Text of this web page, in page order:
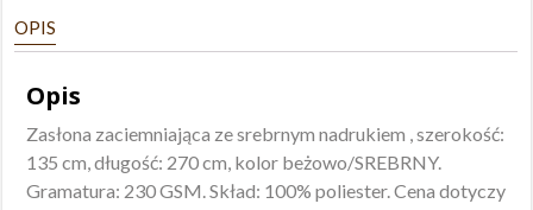
OPIS
Opis
Zasłona zaciemniająca ze srebrnym nadrukiem , szerokość:
135 cm, długość: 270 cm, kolor beżowo/SREBRNY.
Gramatura: 230 GSM. Skład: 100% poliester. Cena dotyczy